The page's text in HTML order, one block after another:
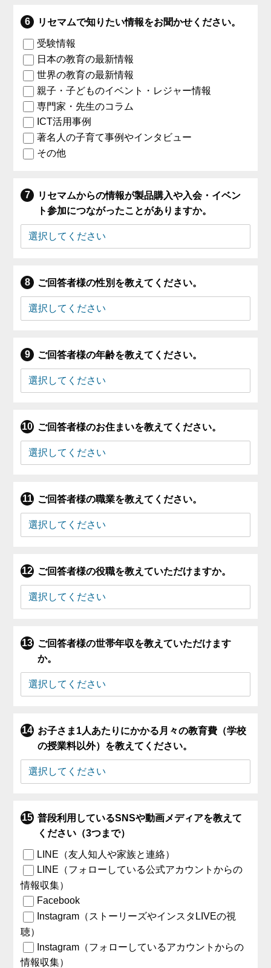
リセマムで知りたい情報をお聞かせください。
受験情報
日本の教育の最新情報
世界の教育の最新情報
親子・子どものイベント・レジャー情報
専門家・先生のコラム
ICT活用事例
著名人の子育て事例やインタビュー
その他
リセマムからの情報が製品購入や入会・イベン
ト参加につながったことがありますか。
ご回答者様の性別を教えてください。
ご回答者様の年齢を教えてください。
ご回答者様のお住まいを教えてください。
ご回答者様の職業を教えてください。
ご回答者様の役職を教えていただけますか。
ご回答者様の世帯年収を教えていただけます
か。
お子さま1人あたりにかかる月々の教育費（学校
の授業料以外）を教えてください。
普段利用しているSNSや動画メディアを教えて
ください（3つまで）
LINE（友人知人や家族と連絡）
LINE（フォローしている公式アカウントからの
情報収集）
Facebook
Instagram（ストーリーズやインスタLIVEの視
聴）
Instagram（フォローしているアカウントからの
情報収集）